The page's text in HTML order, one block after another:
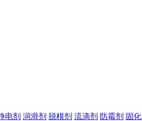
电剂 润滑剂 脱模剂 流滴剂 防霉剂 固